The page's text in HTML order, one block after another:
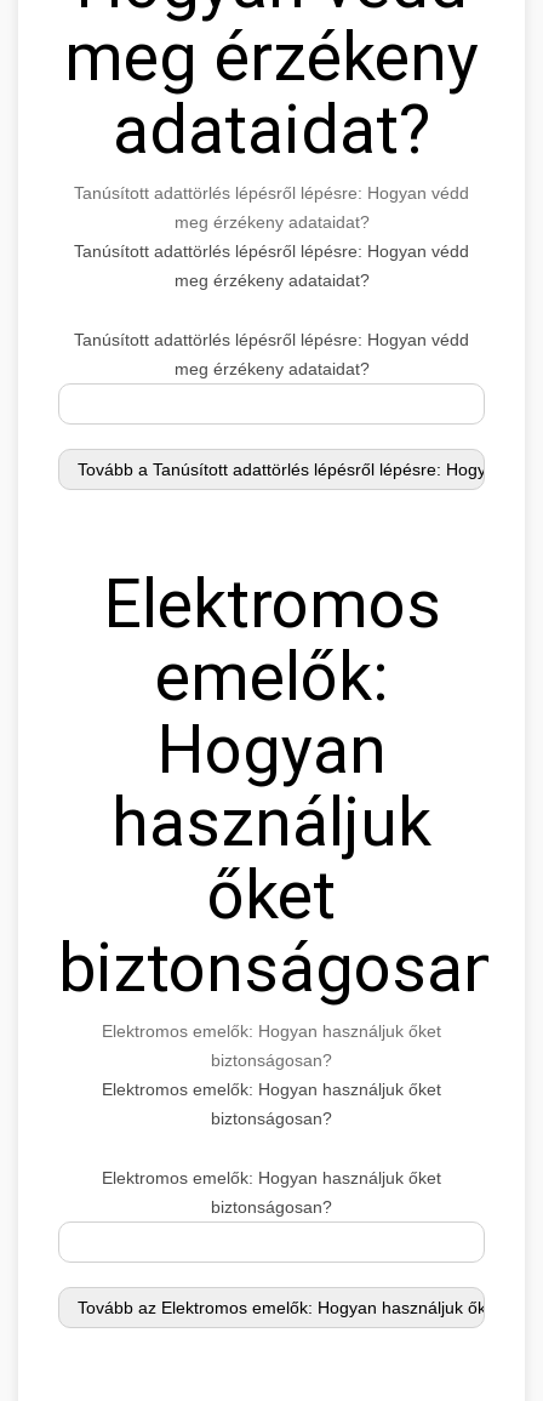
meg érzékeny
adataidat?
Tanúsított adattörlés lépésről lépésre: Hogyan védd
meg érzékeny adataidat?
Tanúsított adattörlés lépésről lépésre: Hogyan védd
meg érzékeny adataidat?
Tanúsított adattörlés lépésről lépésre: Hogyan védd
meg érzékeny adataidat?
Elektromos
emelők:
Hogyan
használjuk
őket
biztonságosan?
Elektromos emelők: Hogyan használjuk őket
biztonságosan?
Elektromos emelők: Hogyan használjuk őket
biztonságosan?
Elektromos emelők: Hogyan használjuk őket
biztonságosan?